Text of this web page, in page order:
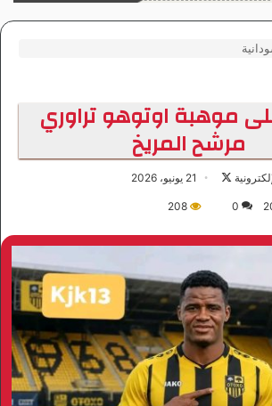
موهبة اوتوهو تراوري
مرشح المريخ
ل
ى
X
21 يونيو، 2026
0
208